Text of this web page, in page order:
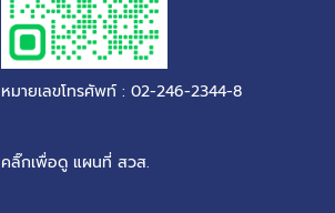
หมายเลขโทรศัพท์ : 02-246-2344-8
คลิ๊กเพื่อดู แผนที่ สวส.